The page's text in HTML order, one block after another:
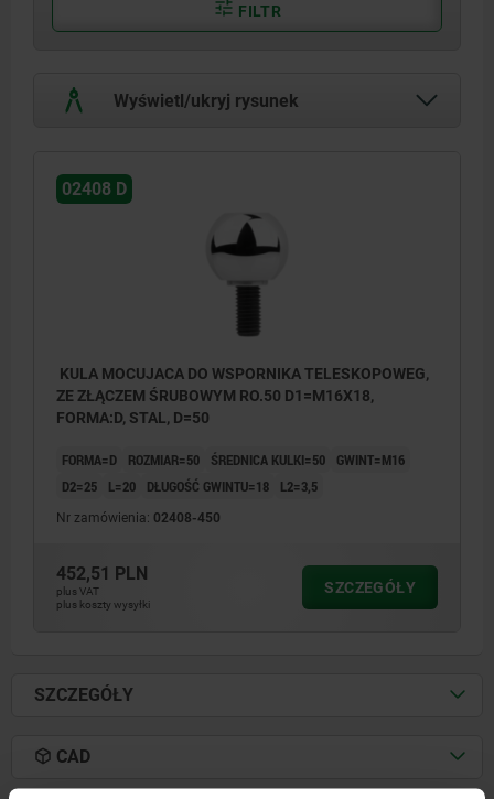
FILTR
Wyświetl/ukryj rysunek
1) Śruba z łbem walcowym DIN EN ISO
02408 D
KULA MOCUJACA DO WSPORNIKA TELESKOPOWEG,
ZE ZŁĄCZEM ŚRUBOWYM RO.50 D1=M16X18,
FORMA:D, STAL, D=50
FORMA=D ROZMIAR=50 ŚREDNICA KULKI=50
GWINT=M16
D2=25
L=20 DŁUGOŚĆ GWINTU=18 L2=3,5
Nr zamówienia: 02408-450
452,51 PLN
plus VAT
plus koszty wysyłki
SZCZEGÓŁY
SZCZEGÓŁY
CAD